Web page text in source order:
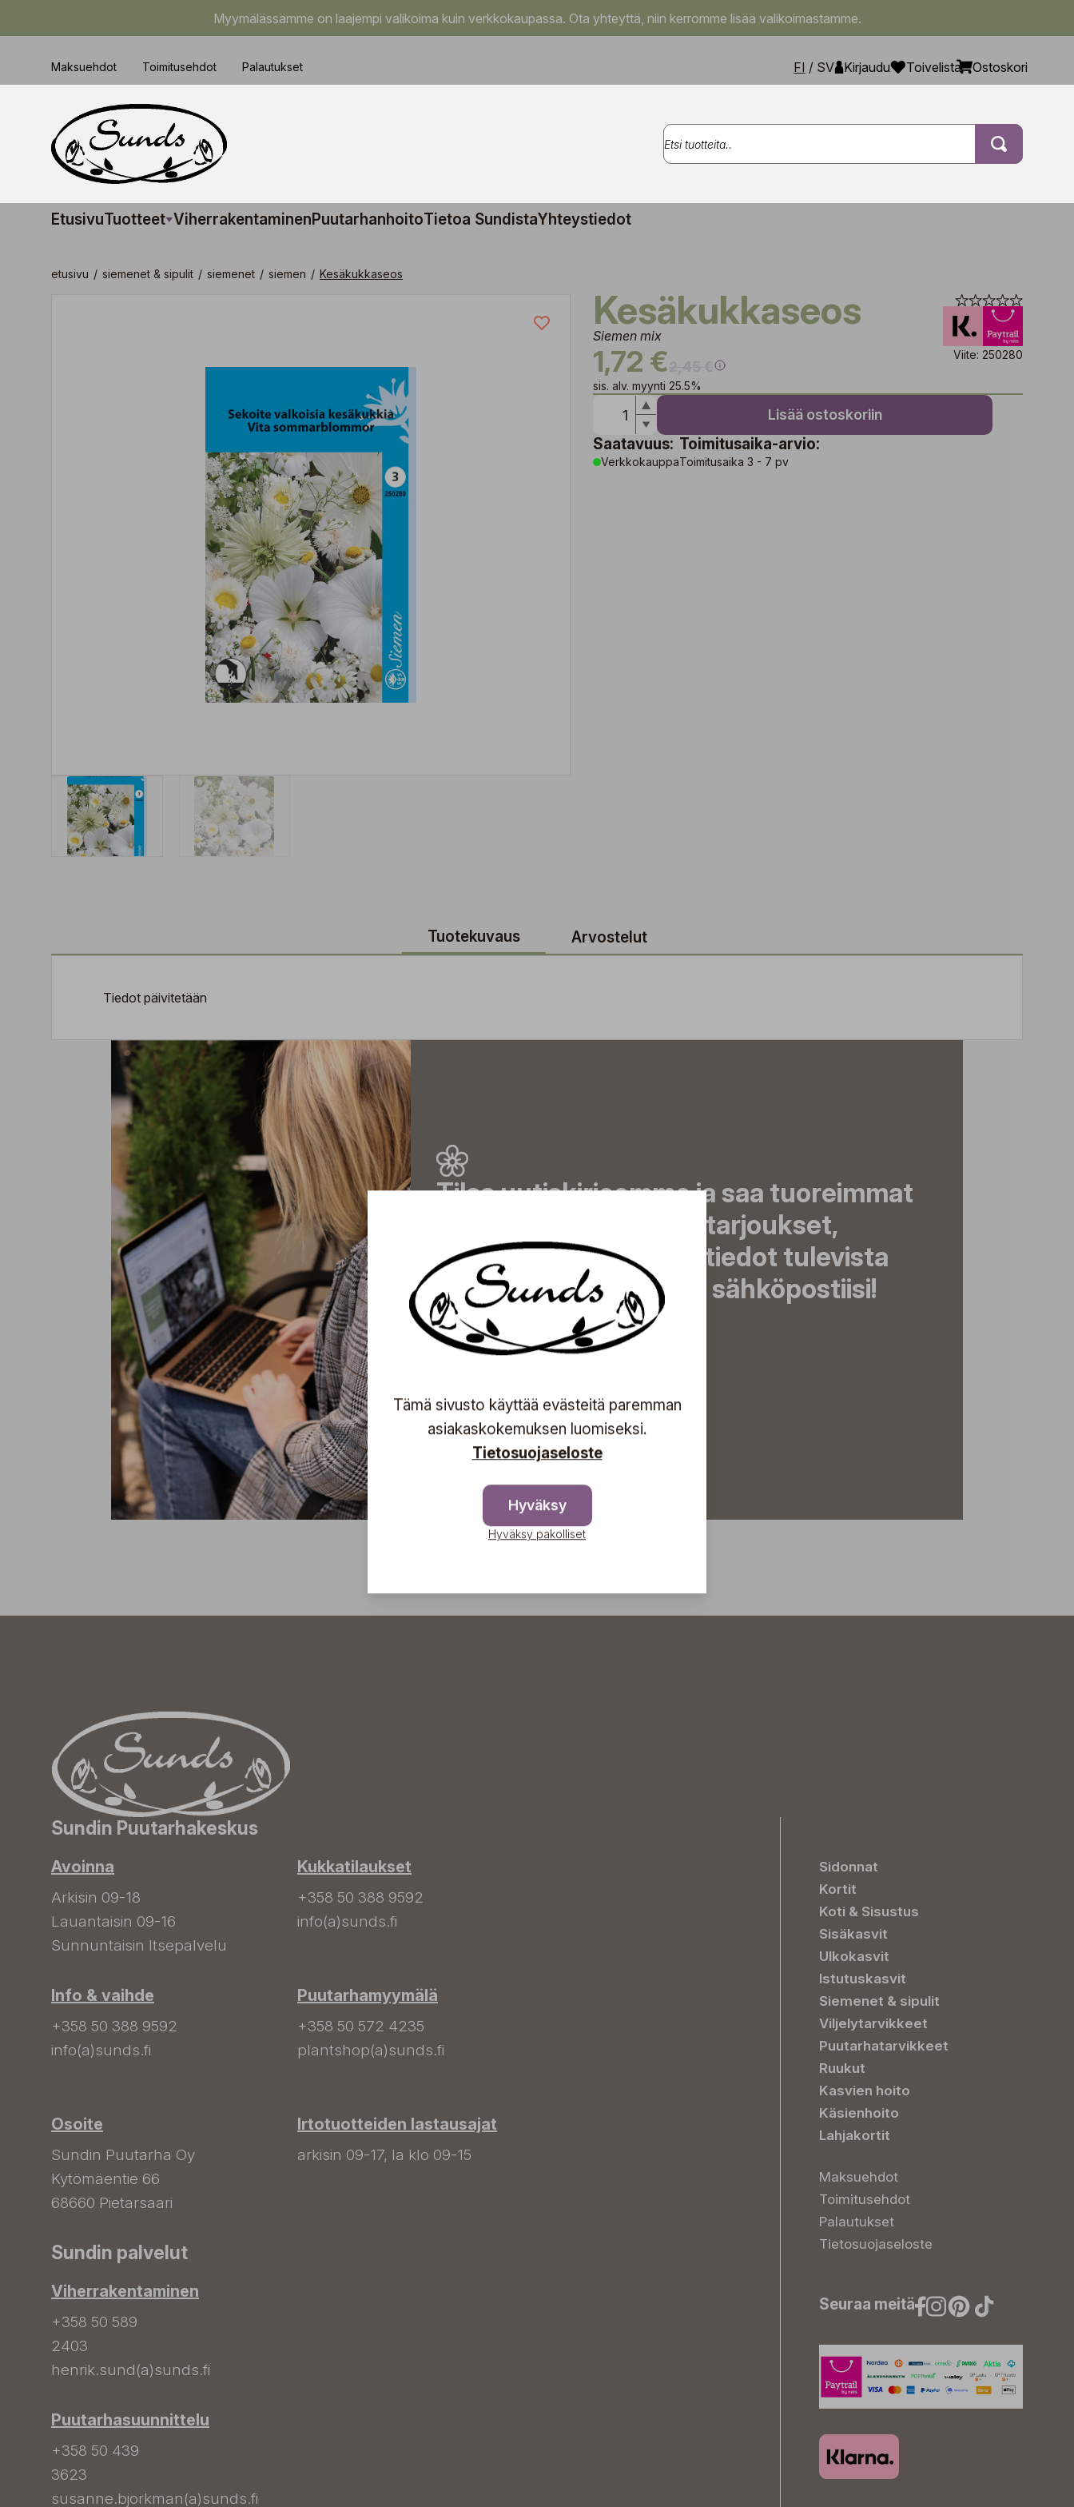
Myymälässämme on laajempi valikoima kuin verkkokaupassa. Ota yhteyttä, niin kerromme lisää valikoimastamme.
Maksuehdot Toimitusehdot Palautukset FI / SV Kirjaudu Toivelista Ostoskori
EtusivuTuotteet ViherrakentaminenPuutarhanhoitoTietoa SundistaYhteystiedot
etusivu / siemenet & sipulit / siemenet / siemen / Kesäkukkaseos
Kesäkukkaseos
Siemen mix
1,72 €
sis. alv. myynti 25.5%
Viite: 250280
Lisää ostoskoriin
Saatavuus:
Verkkokauppa
Toimitusaika-arvio:
Toimitusaika 3 - 7 pv
Tuotekuvaus Arvostelut
Tiedot päivitetään
Tilaa uutiskirjeemme ja saa tuoreimmat
uutiset, eksklusiiviset tarjoukset,
inspiroivat vinkit sekä tiedot tulevista
tapahtumista suoraan sähköpostiisi!
Sundin Puutarhakeskus
Avoinna
Arkisin 09-18
Lauantaisin 09-16
Sunnuntaisin Itsepalvelu
Info & vaihde
+358 50 388 9592
info(a)sunds.fi
Osoite
Sundin Puutarha Oy
Kytömäentie 66
68660 Pietarsaari
Kukkatilaukset
+358 50 388 9592
info(a)sunds.fi
Puutarhamyymälä
+358 50 572 4235
plantshop(a)sunds.fi
Irtotuotteiden lastausajat
arkisin 09-17, la klo 09-15
Sundin palvelut
Viherrakentaminen
+358 50 589
2403
henrik.sund(a)sunds.fi
Puutarhasuunnittelu
+358 50 439
3623
susanne.bjorkman(a)sunds.fi
Sidonnat
Kortit
Koti & Sisustus
Sisäkasvit
Ulkokasvit
Istutuskasvit
Siemenet & sipulit
Viljelytarvikkeet
Puutarhatarvikkeet
Ruukut
Kasvien hoito
Käsienhoito
Lahjakortit
Maksuehdot
Toimitusehdot
Palautukset
Tietosuojaseloste
Seuraa meitä
Tämä sivusto käyttää evästeitä paremman
asiakaskokemuksen luomiseksi.
Tietosuojaseloste
Hyväksy
Hyväksy pakolliset